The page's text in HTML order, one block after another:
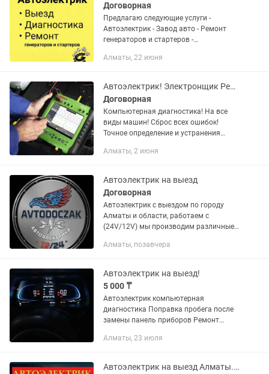
Договорная
Предлагаю следующие услуги -
Автоэлектрик - Завод авто - Ремонт
генераторов и стартеров -
Устраняем троение - Замена
д.т.
Алматы, 22 июня
Автоэлектрик! Электронщик Ремонт ЭБУ! Выезд! Алматы
Договорная
Компьютерная диагностика! На все
виды машин! Сброс всех ошибок!
Точное определение и устранения
Иммобилайзеров,компьютеров, чипов
Алматы, 2 июня
Автоэлектрик на выезд
Договорная
Автоэлектрик с выездом по городу
Алматы и области, работаем с
(24V/12V) мы производим различные
запуском двигателя Ремонт стартеров,
Алматы, позавчера
Автоэлектрик на выезд!
5 000 ₸
Автоэлектрик компьютерная
диагностика Поправка пробега после
замены панель приборов Ремонт
иммобилайзер иммо off Удаления
блоков...
Алматы, 23 июля
Автоэлектрик на выезд Алматы. Ремонт стартера, генератора, бензонасоса.